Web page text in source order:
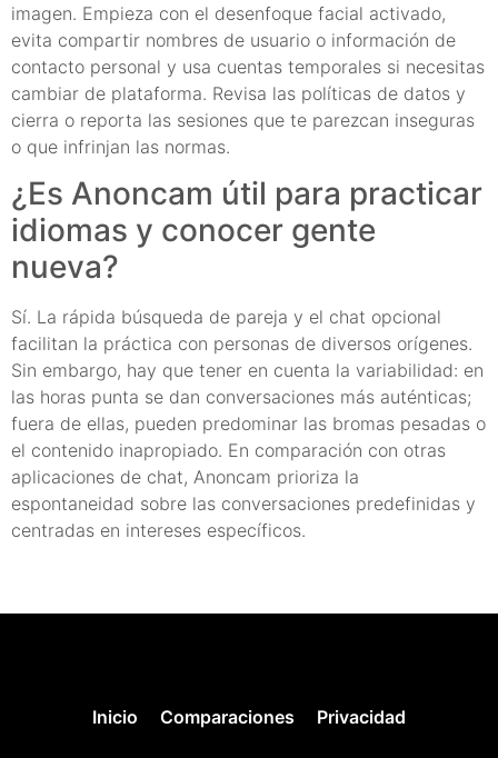
imagen. Empieza con el desenfoque facial activado,
evita compartir nombres de usuario o información de
contacto personal y usa cuentas temporales si necesitas
cambiar de plataforma. Revisa las políticas de datos y
cierra o reporta las sesiones que te parezcan inseguras
o que infrinjan las normas.
¿Es Anoncam útil para practicar
idiomas y conocer gente
nueva?
Sí. La rápida búsqueda de pareja y el chat opcional
facilitan la práctica con personas de diversos orígenes.
Sin embargo, hay que tener en cuenta la variabilidad: en
las horas punta se dan conversaciones más auténticas;
fuera de ellas, pueden predominar las bromas pesadas o
el contenido inapropiado. En comparación con otras
aplicaciones de chat, Anoncam prioriza la
espontaneidad sobre las conversaciones predefinidas y
centradas en intereses específicos.
Inicio Comparaciones Privacidad